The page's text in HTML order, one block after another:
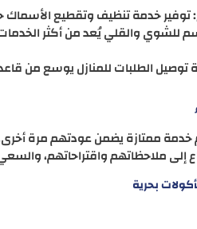
توفير خدمة تنظيف وتقطيع
والقلي يُعد من أكثر الخدمات
الطلبات للمنازل يوسع من
خدمة ممتازة يضمن عودتهم مرة
إلى ملاحظاتهم واقتراحاتهم،
بحرية